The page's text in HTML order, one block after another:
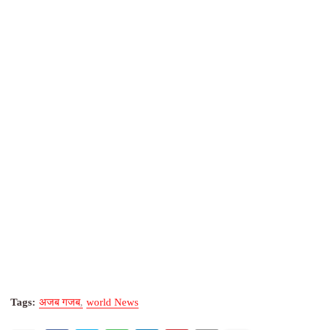
Tags: अजब गजब world News